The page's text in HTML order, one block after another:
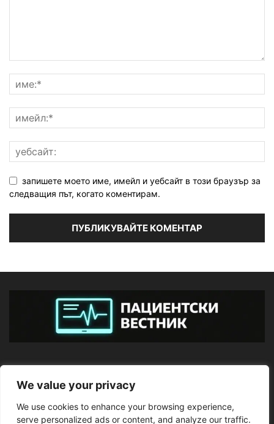
We value your privacy
We use cookies to enhance your browsing experience,
serve personalized ads or content, and analyze our traffic.
запишете моето име, имейл и уебсайт в този браузър за
следващия път, когато коментирам.
ПОСЛЕДВАЙТЕ НИ